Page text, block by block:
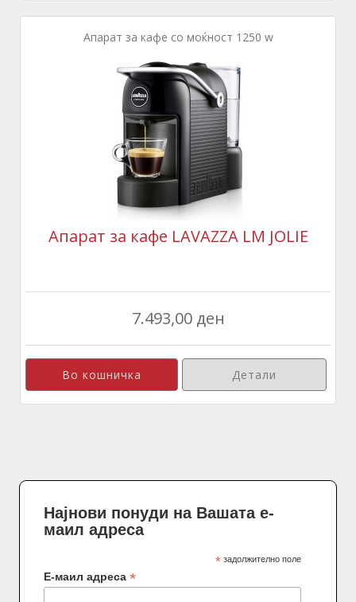
Апарат за кафе со моќност 1250 w
Апарат за кафе LAVAZZA LM JOLIE
7.493,00 ден
Детали
Најнови понуди на Вашата е-
маил адреса
* задолжително поле
Е-маил адреса *